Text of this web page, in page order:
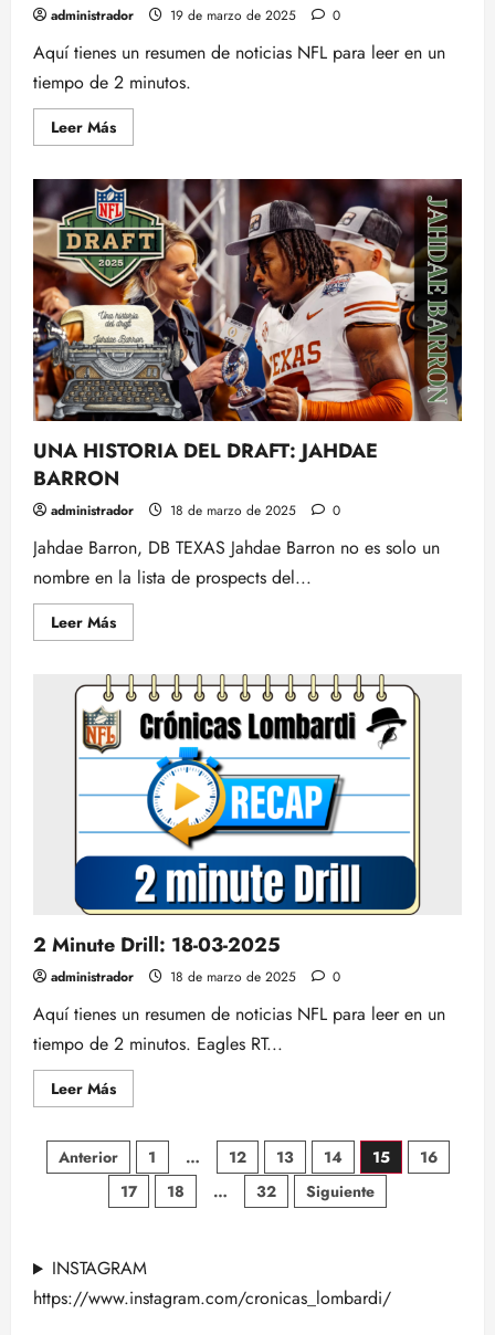
administrador 19 de marzo de 2025 0
Aquí tienes un resumen de noticias NFL para leer en un
tiempo de 2 minutos.
Leer MásLeer
más
2
Minute
Drill:
19-
03-
2025
UNA HISTORIA DEL DRAFT: JAHDAE
BARRON
administrador 18 de marzo de 2025 0
Jahdae Barron, DB TEXAS Jahdae Barron no es solo un
nombre en la lista de prospects del...
Leer MásLeer
más
UNA
HISTORIA
DEL
DRAFT:
JAHDAE
BARRON
2 Minute Drill: 18-03-2025
administrador 18 de marzo de 2025 0
Aquí tienes un resumen de noticias NFL para leer en un
tiempo de 2 minutos. Eagles RT...
Leer MásLeer
más
2
Minute
Drill:
18-
03-
Paginación
entradas
Anterior 1 … 12 13 14 15
16
17
18 … 32 Siguiente
INSTAGRAM
https://www.instagram.com/cronicas_lombardi/